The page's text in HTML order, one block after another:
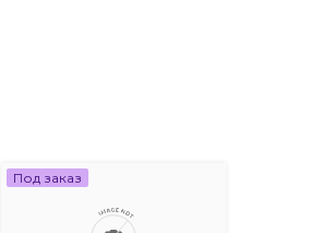
Под заказ